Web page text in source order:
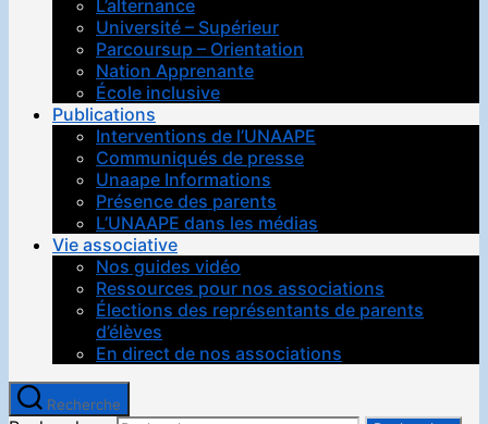
L’alternance
Université – Supérieur
Parcoursup – Orientation
Nation Apprenante
École inclusive
Publications
Interventions de l’UNAAPE
Communiqués de presse
Unaape Informations
Présence des parents
L’UNAAPE dans les médias
Vie associative
Nos guides vidéo
Ressources pour nos associations
Élections des représentants de parents
d’élèves
En direct de nos associations
Recherche